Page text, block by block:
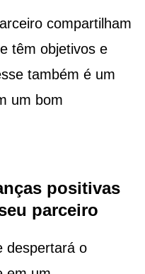
compartilham
têm objetivos e
também é um
um bom
positivas
parceiro
despertará o